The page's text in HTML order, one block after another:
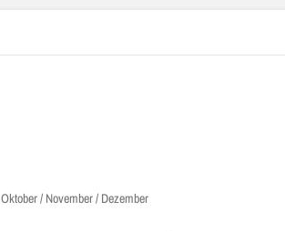
Oktober / November / Dezember